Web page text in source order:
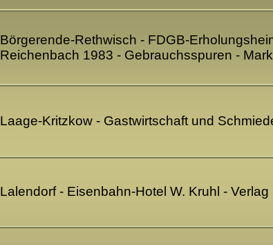
Börgerende-Rethwisch - FDGB-
Reichenbach 1983 - Gebrauchsspuren -
Laage-Kritzkow - Gastwirtschaft und
Lalendorf - Eisenbahn-Hotel W. Kruhl -